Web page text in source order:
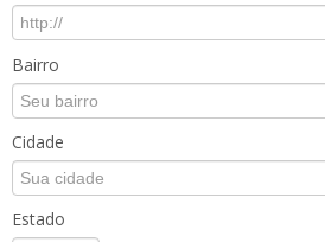
Bairro
Cidade
Estado